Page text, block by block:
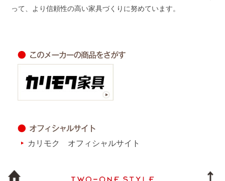
って、より信頼性の高い家具づくりに努めています。
カリモク オフィシャルサイト